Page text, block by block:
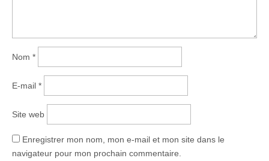
Nom *
E-mail *
Site web
Enregistrer mon nom, mon e-mail et mon site dans le
navigateur pour mon prochain commentaire.